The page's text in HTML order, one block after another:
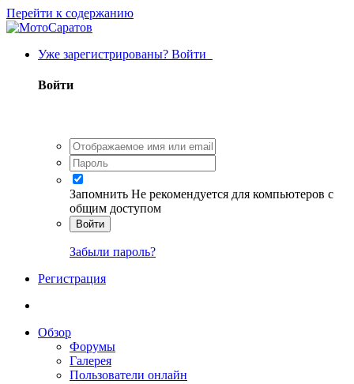
Перейти к содержанию
Уже зарегистрированы? Войти
Войти
Запомнить Не рекомендуется для компьютеров с
общим доступом
Войти
Забыли пароль?
Регистрация
Обзор
Форумы
Галерея
Пользователи онлайн